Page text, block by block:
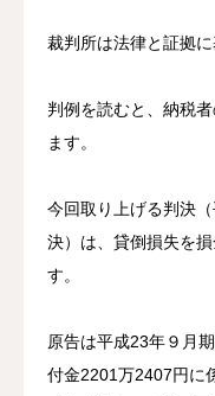
裁判所は法律と証拠に
判例を読むと、納税
ます。
今回取り上げる判決
決）は、貸倒損失を
す。
原告は平成23年９月
付金2201万2407円に